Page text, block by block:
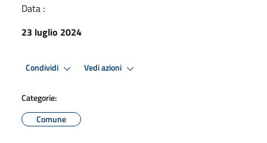
Data :
23 luglio 2024
Condividi Vedi azioni
Categorie:
Comune